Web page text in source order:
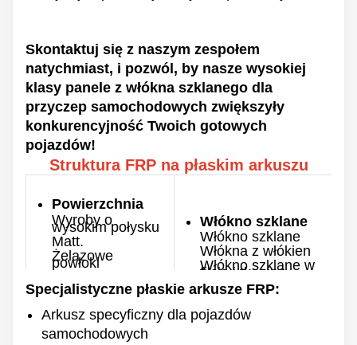
Skontaktuj się z naszym zespołem
natychmiast, i pozwól, by nasze wysokiej
klasy panele z włókna szklanego dla
przyczep samochodowych zwiększyły
konkurencyjność Twoich gotowych
pojazdów!
Struktura FRP na płaskim arkuszu
Powierzchnia
Wyroby o
wysokim połysku
Matt.
Żelazowe
powłoki
powłoka
Kolor
Zindywidualizowane
Włókno szklane
Włókno szklane
Włókna z włókien
Włókno szklane w
filcie i tkanina
Gęstość
00,8-10 mm
Specjalistyczne płaskie arkusze FRP:
Arkusz specyficzny dla pojazdów
samochodowych